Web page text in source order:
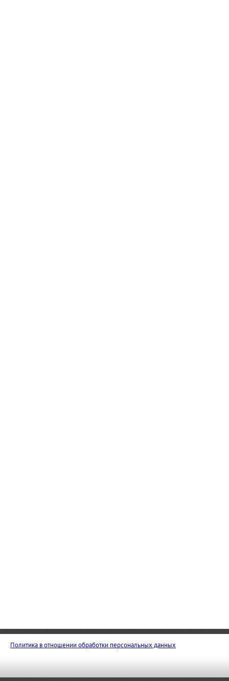
Политика в отношении обработки персональных данных